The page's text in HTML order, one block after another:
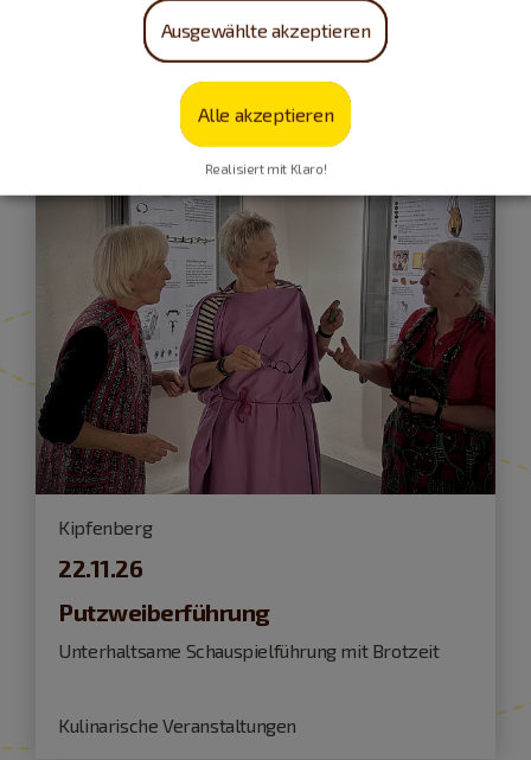
Führungen und Exkursionen
Kipfenberg
22.11.26
Putzweiberführung
Unterhaltsame Schauspielführung mit Brotzeit
Kulinarische Veranstaltungen
Ausgewählte akzeptieren
Alle akzeptieren
Realisiert mit Klaro!